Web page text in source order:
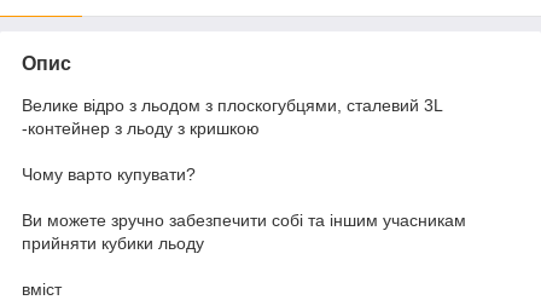
Опис
Велике відро з льодом з плоскогубцями, сталевий 3L
-контейнер з льоду з кришкою
Чому варто купувати?
Ви можете зручно забезпечити собі та іншим учасникам
прийняти кубики льоду
вміст